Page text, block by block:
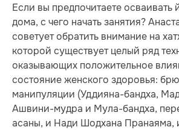
Если вы предпочитаете осваивать
дома, с чего начать занятия?
советует обратить внимание на
которой существует целый ряд
оказывающих положительное
состояние женского здоровья:
манипуляции (Уддияна-бандха,
Ашвини-мудра и Мула-бандха,
асаны, и Нади Шодхана Пранаяма,